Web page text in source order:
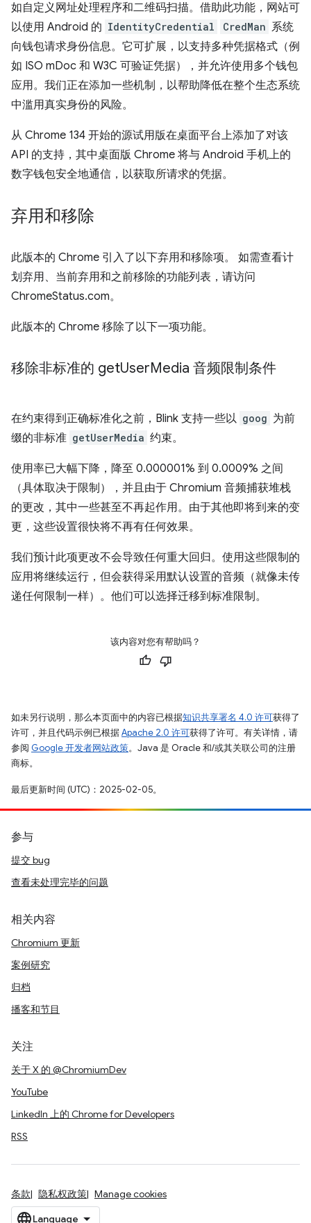
如自定义网址处理程序和二维码扫描。借助此功能，网站可
以使用 Android 的 IdentityCredential CredMan 系统
向钱包请求身份信息。它可扩展，以支持多种凭据格式（例
如 ISO mDoc 和 W3C 可验证凭据），并允许使用多个钱包
应用。我们正在添加一些机制，以帮助降低在整个生态系统
中滥用真实身份的风险。
从 Chrome 134 开始的源试用版在桌面平台上添加了对该
API 的支持，其中桌面版 Chrome 将与 Android 手机上的
数字钱包安全地通信，以获取所请求的凭据。
弃用和移除
此版本的 Chrome 引入了以下弃用和移除项。 如需查看计
划弃用、当前弃用和之前移除的功能列表，请访问
ChromeStatus.com。
此版本的 Chrome 移除了以下一项功能。
移除非标准的 getUserMedia 音频限制条件
在约束得到正确标准化之前，Blink 支持一些以 goog 为前
缀的非标准 getUserMedia 约束。
使用率已大幅下降，降至 0.000001% 到 0.0009% 之间
（具体取决于限制），并且由于 Chromium 音频捕获堆栈
的更改，其中一些甚至不再起作用。由于其他即将到来的变
更，这些设置很快将不再有任何效果。
我们预计此项更改不会导致任何重大回归。使用这些限制的
应用将继续运行，但会获得采用默认设置的音频（就像未传
递任何限制一样）。他们可以选择迁移到标准限制。
该内容对您有帮助吗？
如未另行说明，那么本页面中的内容已根据知识共享署名 4.0 许可获得了
许可，并且代码示例已根据Apache 2.0 许可获得了许可。有关详情，请
参阅 Google 开发者网站政策。Java 是 Oracle 和/或其关联公司的注册
商标。
最后更新时间 (UTC)：2025-02-05。
参与
提交 bug
查看未处理完毕的问题
相关内容
Chromium 更新
案例研究
归档
播客和节目
关注
关于 X 的 @ChromiumDev
YouTube
LinkedIn 上的 Chrome for Developers
RSS
条款 隐私权政策 Manage cookies